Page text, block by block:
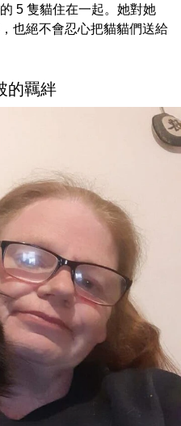
5 隻貓住在一起。她對她
也絕不會忍心把貓貓們送給
的羈絆